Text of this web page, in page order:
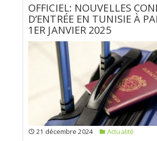
OFFICIEL: NOUVELLES
D’ENTRÉE EN TUNISIE À
1ER JANVIER 2025
21 décembre 2024 Actualité